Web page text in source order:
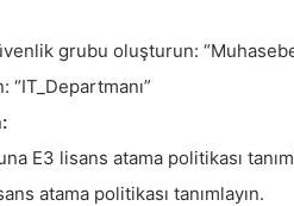
grubu oluşturun:
E3 lisans atama politikası
atama politikası tanımlayın.